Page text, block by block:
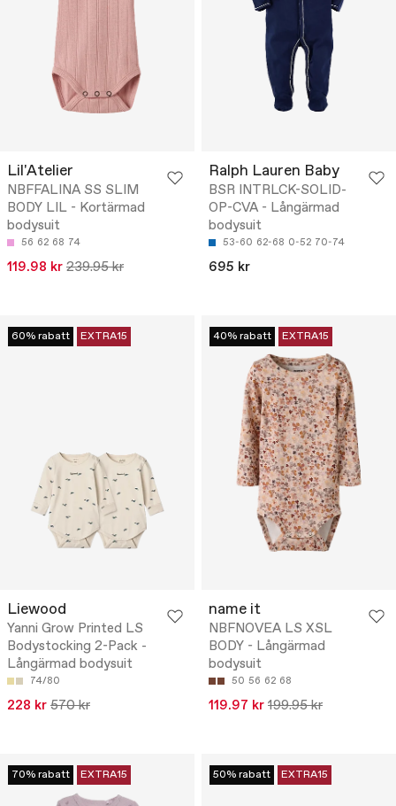
Lil'Atelier
NBFFALINA SS SLIM
BODY LIL - Kortärmad
bodysuit
56 62 68 74
119.98 kr 239.95 kr
Ralph Lauren Baby
BSR INTRLCK-SOLID-
OP-CVA - Långärmad
bodysuit
53-60 62-68 0-52 70-74
695 kr
60% rabatt EXTRA15
Liewood
Yanni Grow Printed LS
Bodystocking 2-Pack -
Långärmad bodysuit
74/80
228 kr 570 kr
40% rabatt EXTRA15
name it
NBFNOVEA LS XSL
BODY - Långärmad
bodysuit
50 56 62 68
119.97 kr 199.95 kr
70% rabatt EXTRA15 50% rabatt EXTRA15